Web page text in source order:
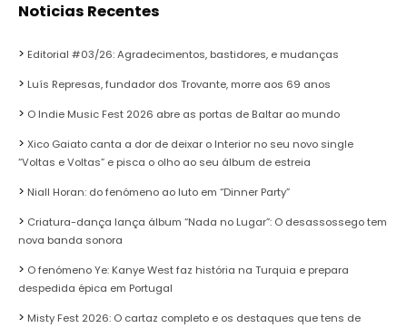
Noticias Recentes
Editorial #03/26: Agradecimentos, bastidores, e mudanças
Luís Represas, fundador dos Trovante, morre aos 69 anos
O Indie Music Fest 2026 abre as portas de Baltar ao mundo
Xico Gaiato canta a dor de deixar o Interior no seu novo single
“Voltas e Voltas” e pisca o olho ao seu álbum de estreia
Niall Horan: do fenómeno ao luto em “Dinner Party”
Criatura-dança lança álbum “Nada no Lugar”: O desassossego tem
nova banda sonora
O fenómeno Ye: Kanye West faz história na Turquia e prepara
despedida épica em Portugal
Misty Fest 2026: O cartaz completo e os destaques que tens de